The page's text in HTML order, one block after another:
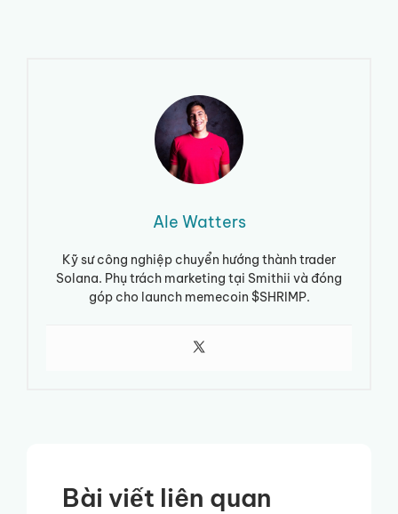
Ale Watters
Kỹ sư công nghiệp chuyển hướng thành trader
Solana. Phụ trách marketing tại Smithii và đóng
góp cho launch memecoin $SHRIMP.
Bài viết liên quan